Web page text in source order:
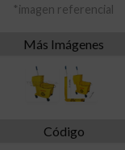
*imagen referencial
Más Imágenes
Código